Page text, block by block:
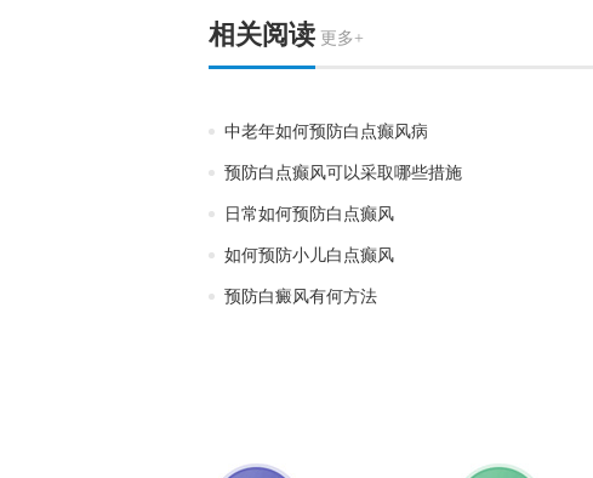
相关阅读 更多+
中老年如何预防白点癫风病
预防白点癫风可以采取哪些措施
日常如何预防白点癫风
如何预防小儿白点癫风
预防白癜风有何方法